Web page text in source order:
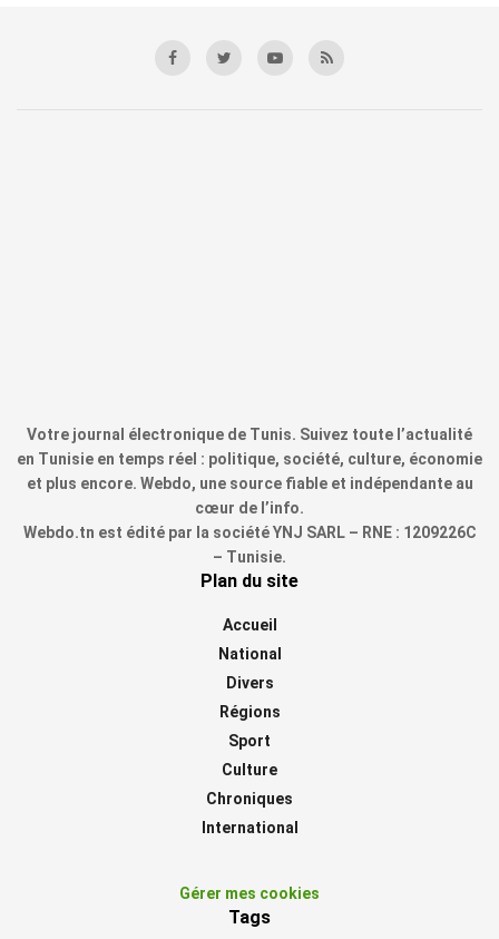
Votre journal électronique de Tunis. Suivez toute l’actualité
en Tunisie en temps réel : politique, société, culture, économie
et plus encore. Webdo, une source fiable et indépendante au
cœur de l’info.
Webdo.tn est édité par la société YNJ SARL – RNE : 1209226C
– Tunisie.
Plan du site
Accueil
National
Divers
Régions
Sport
Culture
Chroniques
International
Gérer mes cookies
Tags